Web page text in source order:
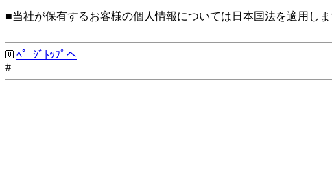
■当社が保有するお客様の個人情報については日本国法を適用し
ﾍﾟｰｼﾞﾄｯﾌﾟへ
#